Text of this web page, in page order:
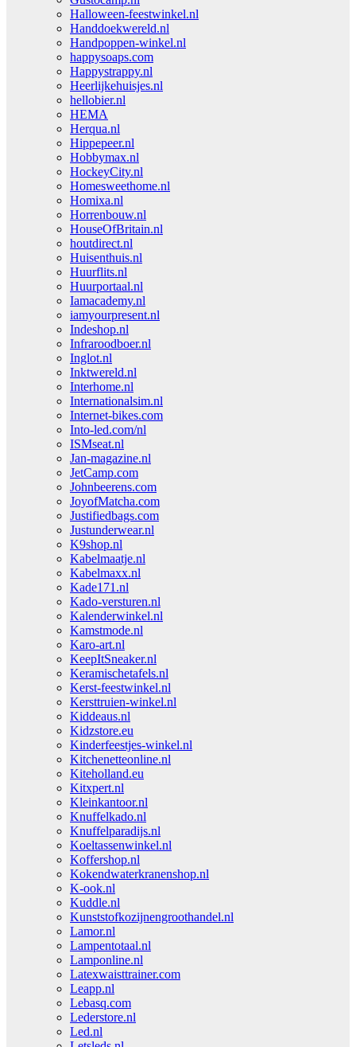
Halloween-feestwinkel.nl
Handdoekwereld.nl
Handpoppen-winkel.nl
happysoaps.com
Happystrappy.nl
Heerlijkehuisjes.nl
hellobier.nl
HEMA
Herqua.nl
Hippepeer.nl
Hobbymax.nl
HockeyCity.nl
Homesweethome.nl
Homixa.nl
Horrenbouw.nl
HouseOfBritain.nl
houtdirect.nl
Huisenthuis.nl
Huurflits.nl
Huurportaal.nl
Iamacademy.nl
iamyourpresent.nl
Indeshop.nl
Infraroodboer.nl
Inglot.nl
Inktwereld.nl
Interhome.nl
Internationalsim.nl
Internet-bikes.com
Into-led.com/nl
ISMseat.nl
Jan-magazine.nl
JetCamp.com
Johnbeerens.com
JoyofMatcha.com
Justifiedbags.com
Justunderwear.nl
K9shop.nl
Kabelmaatje.nl
Kabelmaxx.nl
Kade171.nl
Kado-versturen.nl
Kalenderwinkel.nl
Kamstmode.nl
Karo-art.nl
KeepItSneaker.nl
Keramischetafels.nl
Kerst-feestwinkel.nl
Kersttruien-winkel.nl
Kiddeaus.nl
Kidzstore.eu
Kinderfeestjes-winkel.nl
Kitchenetteonline.nl
Kiteholland.eu
Kitxpert.nl
Kleinkantoor.nl
Knuffelkado.nl
Knuffelparadijs.nl
Koeltassenwinkel.nl
Koffershop.nl
Kokendwaterkranenshop.nl
K-ook.nl
Kuddle.nl
Kunststofkozijnengroothandel.nl
Lamor.nl
Lampentotaal.nl
Lamponline.nl
Latexwaisttrainer.com
Leapp.nl
Lebasq.com
Lederstore.nl
Led.nl